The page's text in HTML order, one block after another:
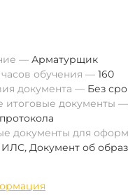
Арматурщик
обучения
160
документа
Без
итоговые документы
документы для
, Документ об